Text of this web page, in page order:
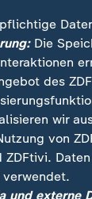
ausfallen.
die
durch
in Germany"
Die
des
wir
von
ZDFtivi.
und externe